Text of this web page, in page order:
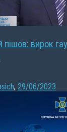
вирок
, 29/06/2023